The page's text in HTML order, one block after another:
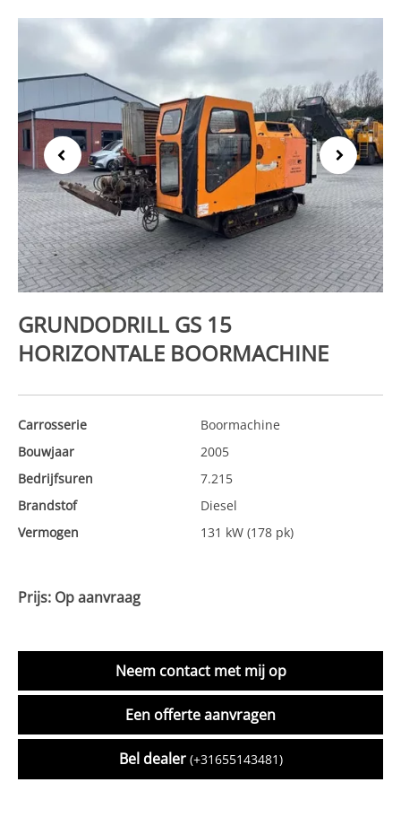
Previous Next
GRUNDODRILL GS 15
HORIZONTALE BOORMACHINE
Carrosserie
Boormachine
Bouwjaar
2005
Bedrijfsuren
7.215
Brandstof
Diesel
Vermogen
131 kW (178 pk)
Prijs: Op aanvraag
Neem contact met mij op
Een offerte aanvragen
Bel dealer (+31655143481)